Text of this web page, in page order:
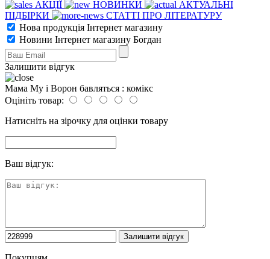
АКЦІЇ
НОВИНКИ
АКТУАЛЬНІ
ПІДБІРКИ
СТАТТІ ПРО ЛІТЕРАТУРУ
Нова продукція Інтернет магазину
Новини Інтернет магазину Богдан
Залишити відгук
Мама Му і Ворон бавляться : комікс
Оцініть товар:
Натисніть на зірочку для оцінки товару
Ваш відгук: